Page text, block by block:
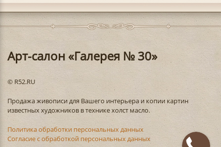
Арт-салон «Галерея № 30»
© R52.RU
Продажа живописи для Вашего интерьера и копии картин
известных художников в технике холст масло.
Политика обработки персональных данных
Согласие с обработкой персональных данных